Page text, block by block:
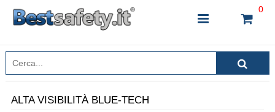
0
ALTA VISIBILITÀ BLUE-TECH